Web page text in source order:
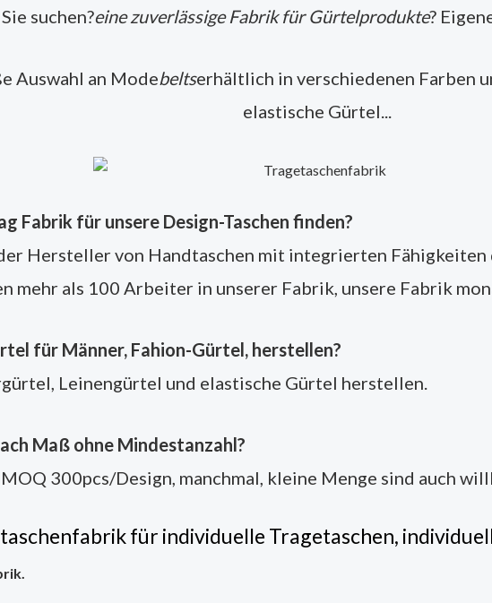
Sie suchen?eine zuverlässige Fabrik für Gürtelprodukte?
Auswahl an Modebeltserhältlich in verschiedenen Farben
elastische Gürtel...
Fabrik für unsere Design-Taschen finden?
Hersteller von Handtaschen mit integrierten
mehr als 100 Arbeiter in unserer Fabrik, unsere Fabrik
für Männer, Fahion-Gürtel, herstellen?
Leinengürtel und elastische Gürtel herstellen.
Maß ohne Mindestanzahl?
300pcs/Design, manchmal, kleine Menge sind auch
für individuelle Tragetaschen,